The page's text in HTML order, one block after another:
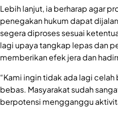
Lebih lanjut, ia berharap agar
penegakan hukum dapat
segera diproses sesuai
lagi upaya tangkap lepas dan
memberikan efek jera dan
“Kami ingin tidak ada lagi
bebas. Masyarakat sudah
berpotensi mengganggu